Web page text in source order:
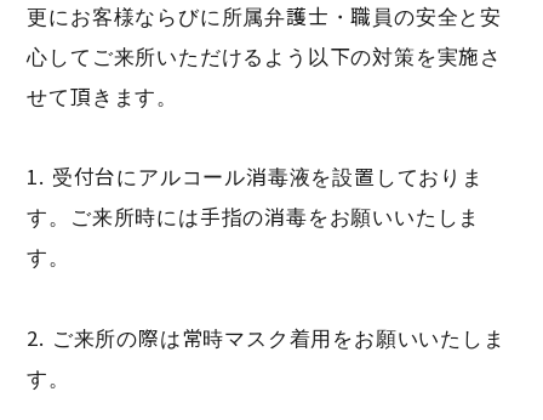
更にお客様ならびに所属弁護士・職員の安全と安
心してご来所いただけるよう以下の対策を実施さ
せて頂きます。
1. 受付台にアルコール消毒液を設置しておりま
す。ご来所時には手指の消毒をお願いいたしま
す。
2. ご来所の際は常時マスク着用をお願いいたしま
す。